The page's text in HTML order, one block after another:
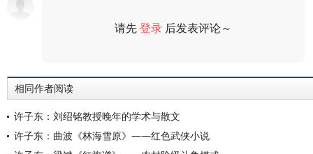
请先登录 后发表评论～
相同作者阅读
许子东：刘绍铭教授晚年的学术与散文
许子东：曲波《林海雪原》——红色武侠小说